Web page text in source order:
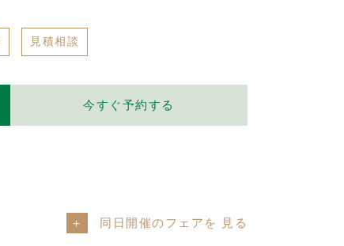
見積相談
今すぐ予約する
同日開催のフェアを